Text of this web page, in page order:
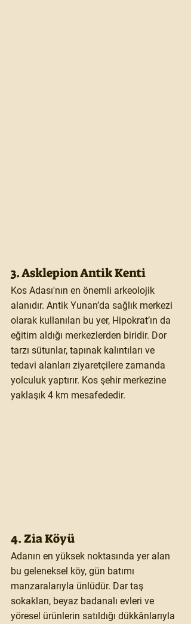
3. Asklepion Antik Kenti
Kos Adası'nın en önemli arkeolojik
alanıdır. Antik Yunan’da sağlık merkezi
olarak kullanılan bu yer, Hipokrat’ın da
eğitim aldığı merkezlerden biridir. Dor
tarzı sütunlar, tapınak kalıntıları ve
tedavi alanları ziyaretçilere zamanda
yolculuk yaptırır. Kos şehir merkezine
yaklaşık 4 km mesafededir.
4. Zia Köyü
Adanın en yüksek noktasında yer alan
bu geleneksel köy, gün batımı
manzaralarıyla ünlüdür. Dar taş
sokakları, beyaz badanalı evleri ve
yöresel ürünlerin satıldığı dükkânlarıyla